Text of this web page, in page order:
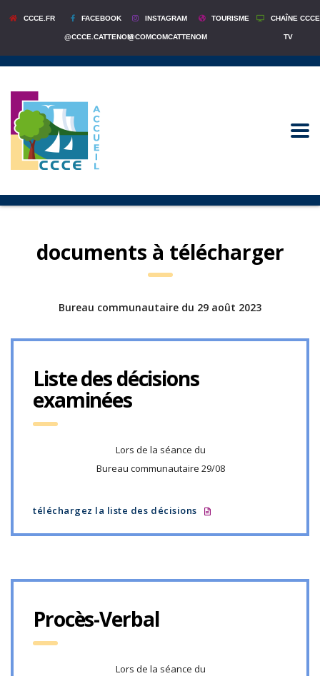
CCCE.FR FACEBOOK
@CCCE.CATTENOM
INSTAGRAM
@COMCOMCATTENOM
TOURISME CHAÎNE CCCE
TV
documents à télécharger
Bureau communautaire du 29 août 2023
Liste des décisions
examinées
Lors de la séance du
Bureau communautaire 29/08
téléchargez la liste des décisions
Procès-Verbal
Lors de la séance du